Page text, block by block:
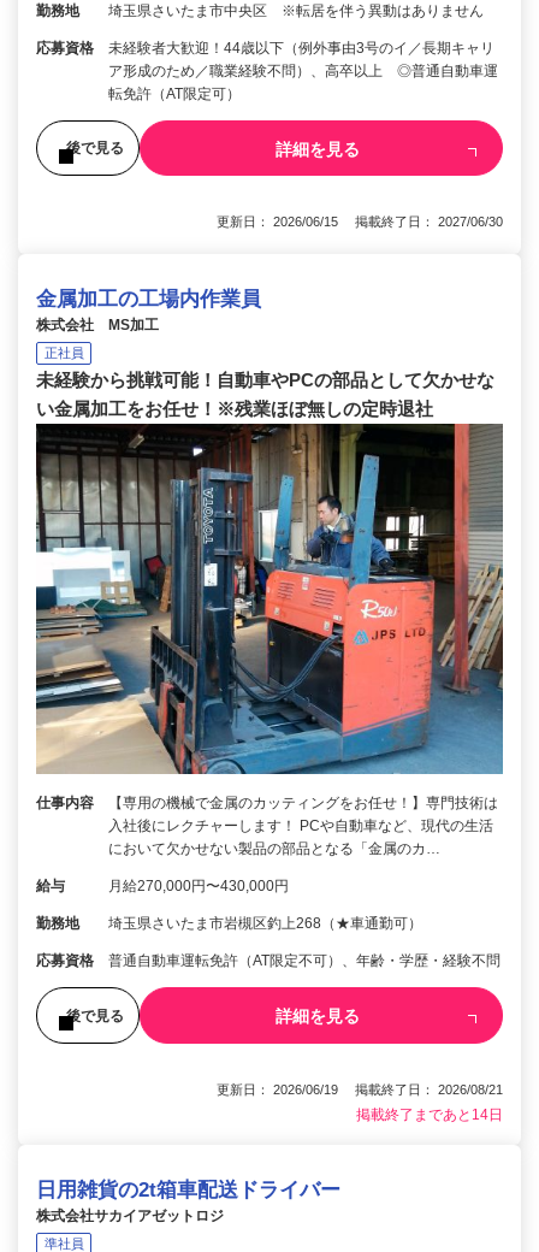
勤務地 埼玉県さいたま市中央区 ※転居を伴う異動はありません
応募資格
未経験者大歓迎！44歳以下（例外事由3号のイ／長期キャリ
ア形成のため／職業経験不問）、高卒以上 ◎普通自動車運
転免許（AT限定可）
後で見る 詳細を見る
更新日： 2026/06/15 掲載終了日： 2027/06/30
金属加工の工場内作業員
株式会社 MS加工
正社員
未経験から挑戦可能！自動車やPCの部品として欠かせな
い金属加工をお任せ！※残業ほぼ無しの定時退社
仕事内容
【専用の機械で金属のカッティングをお任せ！】専門技術は
入社後にレクチャーします！ PCや自動車など、現代の生活
において欠かせない製品の部品となる「金属のカ…
給与 月給270,000円〜430,000円
勤務地 埼玉県さいたま市岩槻区釣上268（★車通勤可）
応募資格 普通自動車運転免許（AT限定不可）、年齢・学歴・経験不問
後で見る 詳細を見る
更新日： 2026/06/19 掲載終了日： 2026/08/21
掲載終了まであと14日
日用雑貨の2t箱車配送ドライバー
株式会社サカイアゼットロジ
準社員